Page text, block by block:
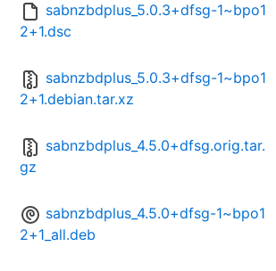
sabnzbdplus_5.0.3+dfsg-1~bpo1
2+1.dsc
sabnzbdplus_5.0.3+dfsg-1~bpo1
2+1.debian.tar.xz
sabnzbdplus_4.5.0+dfsg.orig.tar.
gz
sabnzbdplus_4.5.0+dfsg-1~bpo1
2+1_all.deb